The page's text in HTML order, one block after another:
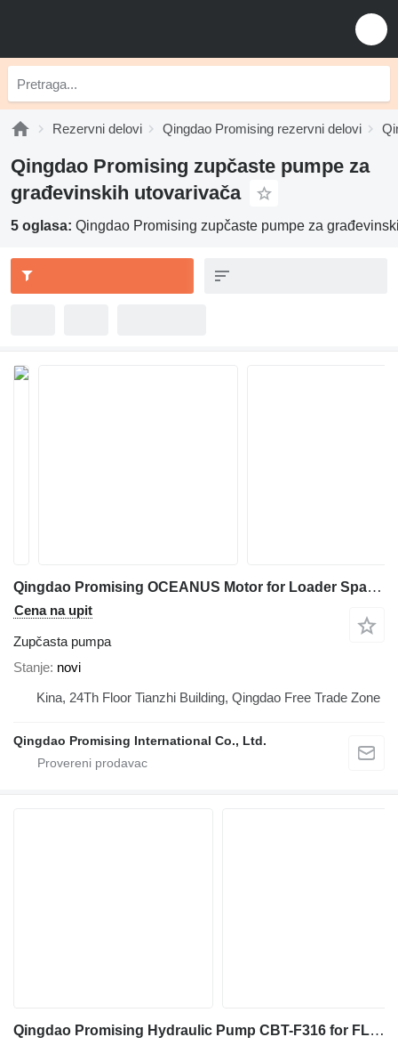
Rezervni delovi Qingdao Promising rezervni delovi
Qingdao Promising zupčaste pumpe za
građevinskih utovarivača
5 oglasa: Qingdao Promising zupčaste pumpe za
Qingdao Promising OCEANUS Motor for Loader Spare Parts zupčasta pumpa za EVERUN Loader, HZM Loader, WOLF Loader, CASER Loader, FLAND Loader, TRANER Wheel Loader, SOCMA Loader prednjeg utovarivača
Cena na upit
Zupčasta pumpa
Stanje novi
Kina, 24Th Floor Tianzhi Building, Qingdao Free Trade Zone
Qingdao Promising International Co., Ltd.
Qingdao Promising Hydraulic Pump CBT-F316 for FLAND FL45 Manual Wheel Loader zupčasta pumpa za FLAND FL45 Wheel Loader, FLAND FL45 Mini Wheel Loader, FLAND FL45 Manual Wheel Loader, FLAND Wheel Loader FL45, FLAND Mini Wheel Loader FL45, FLAND Manual Wheel Loader FL45 građevinskog utovarivača